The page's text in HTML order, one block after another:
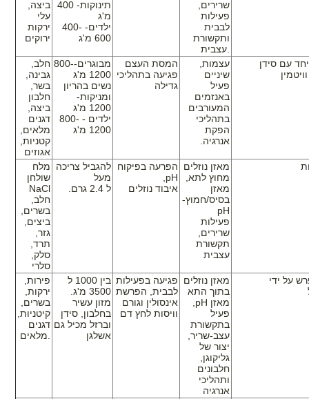
ביצה,
עלי
ירקות
ירוקים
תינוקות- 400
מ'ג
ילדים- 400-
600 מ'ג
שרירים,
פעילות
לבבית
ותקשורת
עצבית.
חלב,
גבינה,
בשר,
חלבון
ביצה,
דגנים
מלאים,
קטניות,
אגוזים
מבוגרים-800-
1200 מ'ג
נשים בהריון
ומניקות-
1200 מ'ג
ילדים - 800-
1200 מ'ג
המסת העצם
פגיעה בתהליכי
גדילה
עצמות,
שיניים
פעיל
באנזמים
המעורבים
בתהליכי
הפקת
אנרגיה.
עם סידן
מלח
שולחן
NaCl
חלב,
בשרים,
ביצים,
גזר,
תרד,
סלק,
סלרי
להגביל צריכה
מעל
ל 2.4 גרם.
הפרעה בפיקוח
pH
,
איבוד נוזלים
מאזן נוזלים
מחוץ לתא,
מאזן
בסיס/חמוץ-
pH
פעילות
שרירים,
תקשורת
עצבית
פירות,
ירקות,
בשרים,
קיטניות,
דגנים
מלאים.
בין 1000 ל
3500 מ'ג.
מזון עשיר
בחלבון, סידן
וברזל מכיל גם
אשלגן
פגיעה בפעילות
לבבית, הפרשת
אינסולין וגורם
וויסות לחץ דם
מאזן נוזלים
בתוך התא
מאזן pH
,
פעיל
בתקשורת
עצב-שריר,
יצור של
גליקוגן,
חלבונים
ותהליכי
אנרגיה
על ידי